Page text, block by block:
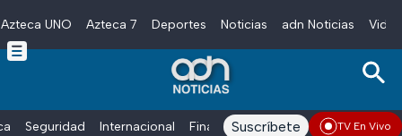
Skip to main content
Azteca UNO Azteca 7 Deportes Noticias adn Noticias
Seguridad Internacional Finanzas adn Noticias Radio
Suscríbete TV En Vivo